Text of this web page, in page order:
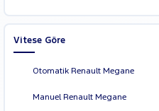
Vitese Göre
Otomatik Renault Megane
Manuel Renault Megane